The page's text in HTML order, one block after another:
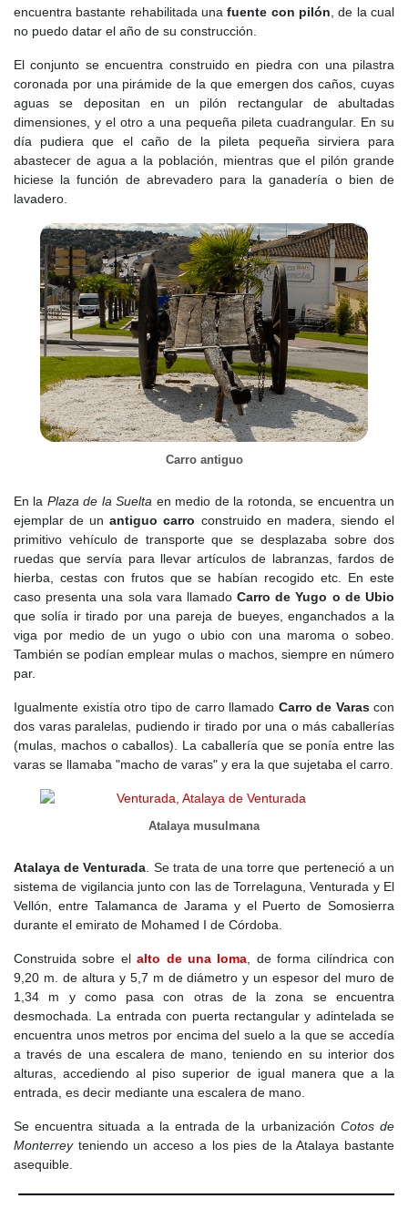
apenas un pequeño caserío en el camino de la sierra, cuya
atalaya había perdido su función original y comenzaba a ser
Durante elsiglo XVI, Venturada fue incluida en 1579 en las
Relaciones de Felipe II como lugar dependiente de Uceda. Sin
embargo, la época de los señoríos eclesiásticos estaba llegando
a su fin. En 1593, tras largas disputas con los condes de Uceda,
Venturada obtuvo el título de villa, lo que significaba que ya no
debía rendir cuentas a Uceda y podía gobernarse con su propio
ayuntamiento. Este fue el momento más importante de su
historia, pues la villa pasaba de ser un simple caserío a tener
autonomía jurídica. Sin embargo, la economía no cambió mucho:
sus habitantes seguían dependiendo de la agricultura y la
ganadería, y la vida continuaba con la misma dureza de siempre.
Tras la obtención del título de villa en 1593, Venturada comenzó
siglo XVIIcon un nuevo estatus, pero sus condiciones de vida
no mejoraron significativamente. Aunque ya no dependía
directamente del condado de Uceda, su economía seguía
vinculada a la agricultura y la ganadería, con pocos cambios en la
estructura social del pueblo.
A comienzos del siglo,Felipe IIIy su valido elDuque de Lerma
impulsaron la venta de jurisdicciones y señoríos para llenar las
nuevos señores, pero Venturada se mantuvo dentro del
patrimonio de la Corona, lo que le permitió conservar su
independencia. Sin embargo, la villa no prosperó. Los registros
de la época mencionan una población estancada y una economía
basada en el autoabastecimiento. Los caminos que conectaban
Venturada con otros pueblos estaban en mal estado y las
comunicaciones eran difíciles, lo que impedía su desarrollo
comercial.
no hubo enfrentamientos directos en la región, la presión fiscal
impuesta por el gobierno para financiar el conflicto empobreció
aún más a sus habitantes, obligándolos a pagar impuestos cada
vez más elevados.
A mediados de siglo, durante el reinado de
abandonaban los pequeños pueblos en busca de oportunidades
dejando atrás un Venturada envejecido y con dificultades para
mantenerse. En 1652, el reino sufrió una gran crisis agrícola, con
sequías y malas cosechas que afectaron duramente a la región.
Los campos de trigo y cebada no dieron los frutos esperados, y la
siglo, con Carlos II en el trono, Venturada apenas había crecido.
Elsiglo XVIII, trajo cambios importantes a España con lallegada
de los Borbones al trono tras laGuerra de Sucesión Española.
Felipe Vimpuso una nueva administración centralista que afectó
a pueblos como Venturada, ahora bajo un control más estricto del
Estado. ElCatastro del Marqués de la Ensenada, realizado en
1752, proporciona una visión detallada de la situación de
crecimiento respecto al siglo anterior.
encuentra bastante rehabilitada unafuente con pilón, de la cual
no puedo datar el año de su construcción.
El conjunto se encuentra construido en piedra con una pilastra
coronada por una pirámide de la que emergen dos caños, cuyas
aguas se depositan en un pilón rectangular de abultadas
dimensiones, y el otro a una pequeña pileta cuadrangular. En su
día pudiera que el caño de la pileta pequeña sirviera para
abastecer de agua a la población, mientras que el pilón grande
hiciese la función de abrevadero para la ganadería o bien de
lavadero.
Carro antiguo
En la Plaza de la Suelta en medio de la rotonda, se encuentra un
ejemplar de unantiguo carro construido en madera, siendo el
primitivo vehículo de transporte que se desplazaba sobre dos
ruedas que servía para llevar artículos de labranzas, fardos de
hierba, cestas con frutos que se habían recogido etc. En este
caso presenta una sola vara llamadoCarro de Yugo o de Ubio
que solía ir tirado por una pareja de bueyes, enganchados a la
viga por medio de un yugo o ubio con una maroma o sobeo.
También se podían emplear mulas o machos, siempre en número
par.
Igualmente existía otro tipo de carro llamado Carro de Varascon
dos varas paralelas, pudiendo ir tirado por una o más caballerías
(mulas, machos o caballos). La caballería que se ponía entre las
varas se llamaba "macho de varas" y era la que sujetaba el carro.
Atalaya musulmana
Atalaya de Venturada. Se trata de una torre que perteneció a un
sistema de vigilancia junto con las de Torrelaguna, Venturada y El
Vellón, entre Talamanca de Jarama y el Puerto de Somosierra
durante el emirato de Mohamed I de Córdoba.
Construida sobre elalto de una loma, de forma cilíndrica con
9,20 m. de altura y 5,7 m de diámetro y un espesor del muro de
1,34 m y como pasa con otras de la zona se encuentra
desmochada. La entrada con puerta rectangular y adintelada se
encuentra unos metros por encima del suelo a la que se accedía
a través de una escalera de mano, teniendo en su interior dos
alturas, accediendo al piso superior de igual manera que a la
entrada, es decir mediante una escalera de mano.
Se encuentra situada a la entrada de la urbanización Cotos de
Monterreyteniendo un acceso a los pies de la Atalaya bastante
asequible.